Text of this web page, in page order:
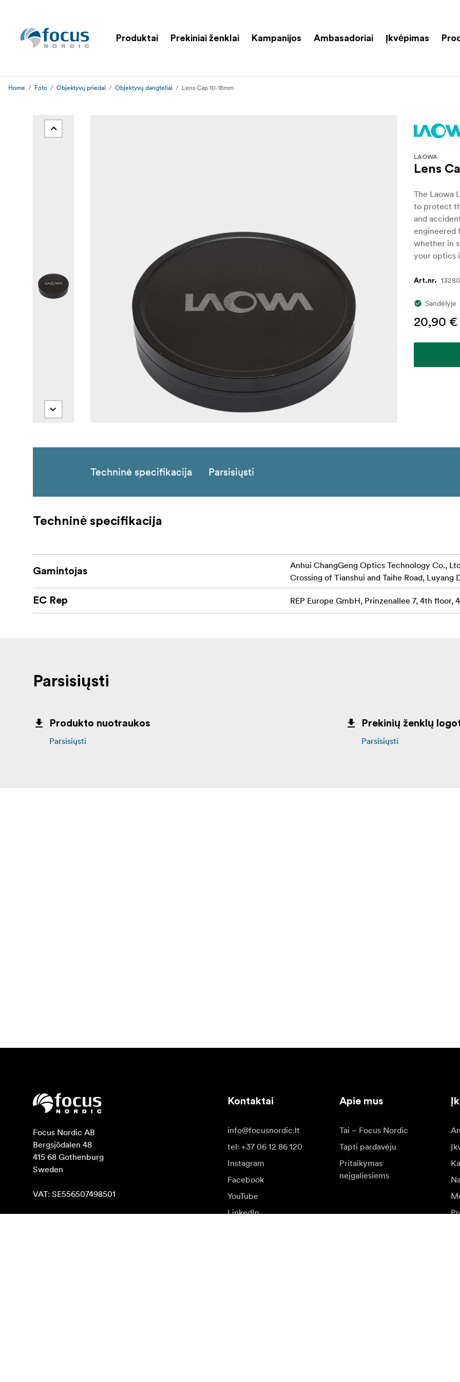
Produktai Prekiniai ženklai Kampanijos Ambasadoriai Įkvėpimas
Home Foto Objektyvų priedai Objektyvų dangteliai Lens Cap 10-18mm
LAOWA
Lens
The Laowa
to protect
and
engineered
whether in
your optics
Art.nr.
Sandėlyje
20,90 €
Techninė specifikacija Parsisiųsti
Techninė specifikacija
Gamintojas
Anhui ChangGeng Optics Technology Co.,
Crossing of Tianshui and Taihe Road,
EC Rep REP Europe GmbH, Prinzenallee 7, 4th floor,
Parsisiųsti
Produkto nuotraukos
Parsisiųsti
Prekinių ženklų
Parsisiųsti
Focus Nordic AB
Bergsjödalen 48
415 68 Gothenburg
Sweden
VAT: SE556507498501
Kontaktai
info@focusnordic.lt
tel: +37 06 12 86 120
Instagram
Facebook
YouTube
LinkedIn
Apie mus
Tai – Focus Nordic
Tapti pardavėju
Pritaikymas
neįgaliesiems